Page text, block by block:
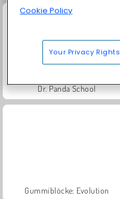
Dr. Panda School
Gummiblöcke: Evolution
Cookie Policy
Your Privacy Rights